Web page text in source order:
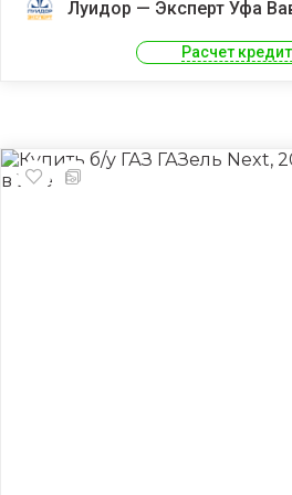
Луидор — Эксперт Уфа
Расчет